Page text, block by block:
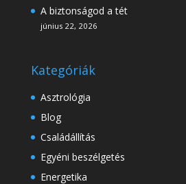
A biztonságod a tét
június 22, 2026
Kategóriák
Asztrológia
Blog
Családállítás
Egyéni beszélgetés
Energetika